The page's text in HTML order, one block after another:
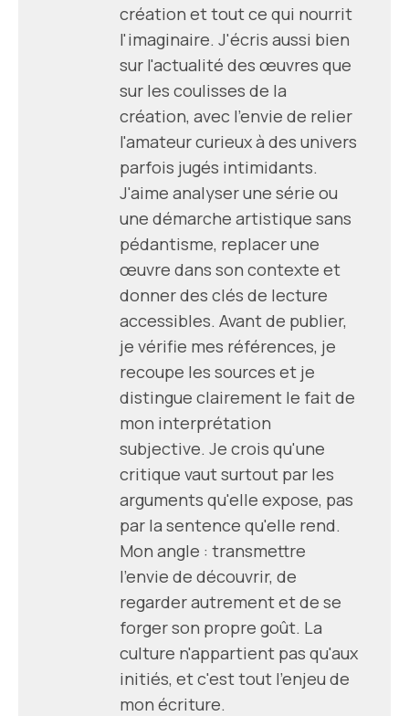
création et tout ce qui nourrit
l'imaginaire. J'écris aussi bien
sur l'actualité des œuvres que
sur les coulisses de la
création, avec l'envie de relier
l'amateur curieux à des univers
parfois jugés intimidants.
J'aime analyser une série ou
une démarche artistique sans
pédantisme, replacer une
œuvre dans son contexte et
donner des clés de lecture
accessibles. Avant de publier,
je vérifie mes références, je
recoupe les sources et je
distingue clairement le fait de
mon interprétation
subjective. Je crois qu'une
critique vaut surtout par les
arguments qu'elle expose, pas
par la sentence qu'elle rend.
Mon angle : transmettre
l'envie de découvrir, de
regarder autrement et de se
forger son propre goût. La
culture n'appartient pas qu'aux
initiés, et c'est tout l'enjeu de
mon écriture.